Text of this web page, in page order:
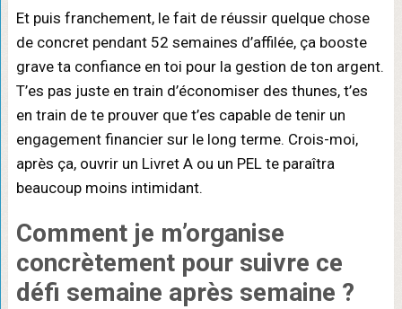
Et puis franchement, le fait de réussir quelque chose
de concret pendant 52 semaines d’affilée, ça booste
grave ta confiance en toi pour la gestion de ton argent.
T’es pas juste en train d’économiser des thunes, t’es
en train de te prouver que t’es capable de tenir un
engagement financier sur le long terme. Crois-moi,
après ça, ouvrir un Livret A ou un PEL te paraîtra
beaucoup moins intimidant.
Comment je m’organise
concrètementpour suivre ce
défi semaine après semaine ?